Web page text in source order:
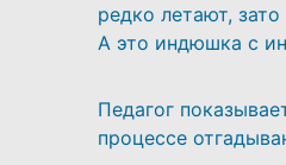
редко летают,
А это индюшка с
Педагог
процессе